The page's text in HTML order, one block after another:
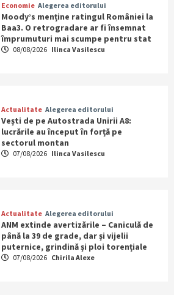
Economie Alegerea editorului
Moody’s menține ratingul României la
Baa3. O retrogradare ar fi însemnat
împrumuturi mai scumpe pentru stat
08/08/2026 Ilinca Vasilescu
Actualitate Alegerea editorului
Vești de pe Autostrada Unirii A8:
lucrările au început în forță pe
sectorul montan
07/08/2026 Ilinca Vasilescu
Actualitate Alegerea editorului
ANM extinde avertizările – Caniculă de
până la 39 de grade, dar și vijelii
puternice, grindină și ploi torențiale
07/08/2026 Chirila Alexe